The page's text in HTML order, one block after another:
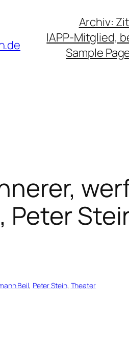
Archiv:
IAPP-Mitglied,
Sample
Peter
Beil, Peter Stein, Theater